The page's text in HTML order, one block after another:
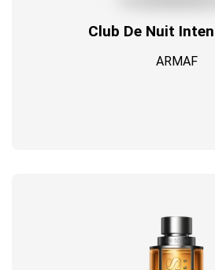
Club De Nuit
ARMAF